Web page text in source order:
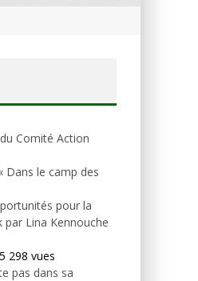
Comité Action
Dans le camp des
pour la
Lina Kennouche
298 vues
pas dans sa